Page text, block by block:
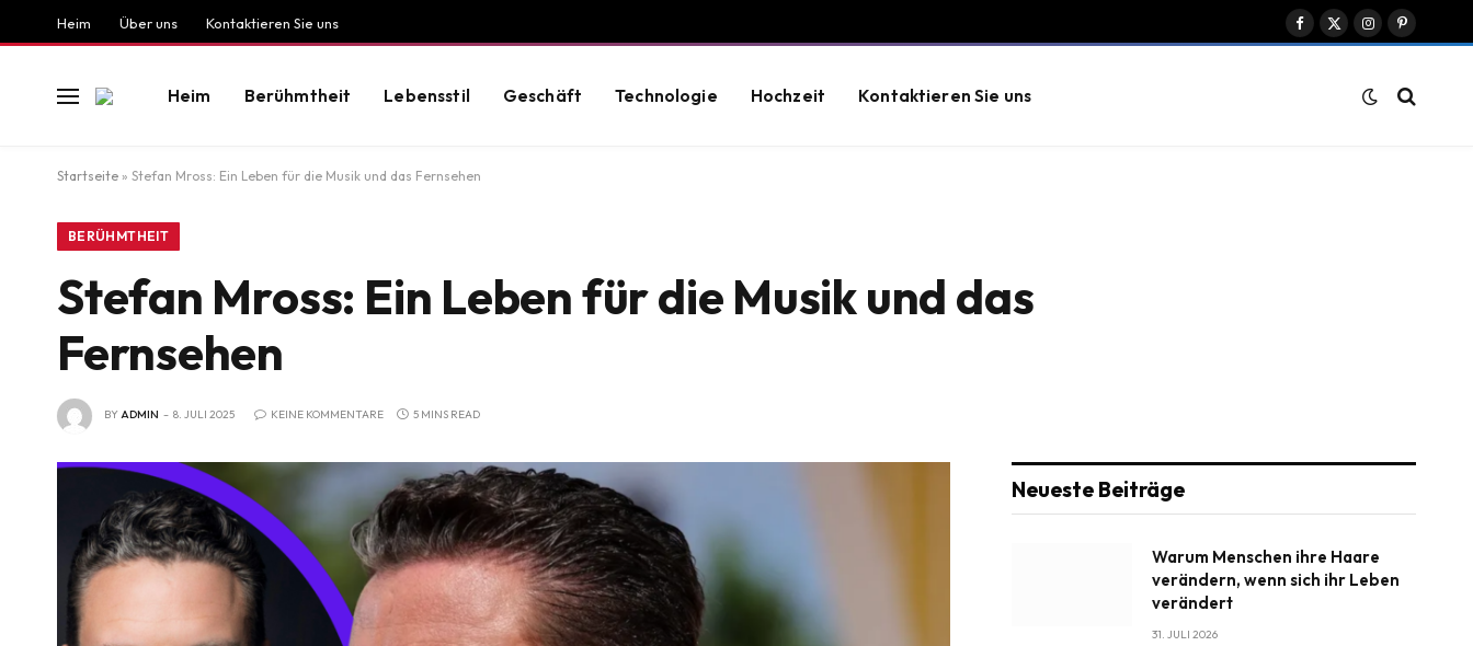
Heim Über uns Kontaktieren Sie uns
Facebook
X
InstagramPinterest
Heim Berühmtheit Lebensstil Geschäft Technologie Hochzeit Kontaktieren Sie uns
Startseite » Stefan Mross: Ein Leben für die Musik und das Fernsehen
BERÜHMTHEIT
Stefan Mross: Ein Leben für die Musik und das
Fernsehen
BYADMIN 8. JULI 2025 KEINE KOMMENTARE 5 MINS READ
Neueste Beiträge
Warum Menschen ihre Haare
verändern, wenn sich ihr Leben
verändert
31. JULI 2026